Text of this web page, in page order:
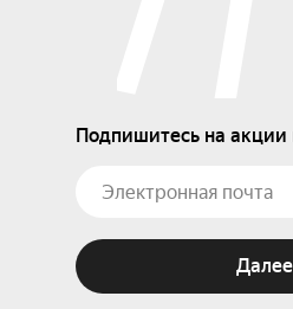
Подпишитесь на акции
Далее